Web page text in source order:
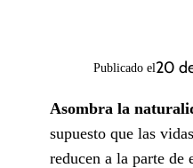
Publicado el20
Asombra la
supuesto que las
reducen a la parte de